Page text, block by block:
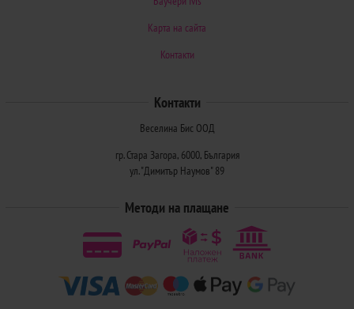
Карта на сайта
Контакти
Контакти
Веселина Бис ООД
гр. Стара Загора, 6000, България
ул. "Димитър Наумов" 89
Методи на плащане